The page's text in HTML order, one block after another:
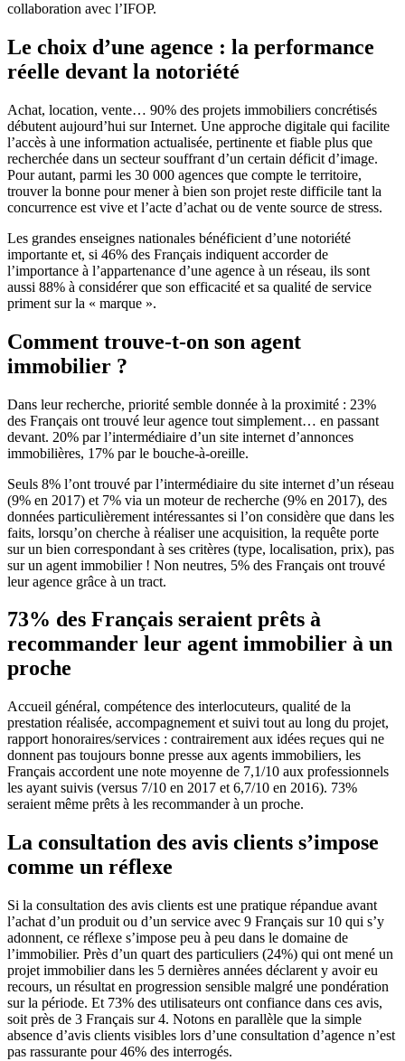
collaboration avec l’IFOP.
Le choix d’une agence : la performance
réelle devant la notoriété
Achat, location, vente… 90% des projets immobiliers concrétisés
débutent aujourd’hui sur Internet. Une approche digitale qui facilite
l’accès à une information actualisée, pertinente et fiable plus que
recherchée dans un secteur souffrant d’un certain déficit d’image.
Pour autant, parmi les 30 000 agences que compte le territoire,
trouver la bonne pour mener à bien son projet reste difficile tant la
concurrence est vive et l’acte d’achat ou de vente source de stress.
Les grandes enseignes nationales bénéficient d’une notoriété
importante et, si 46% des Français indiquent accorder de
l’importance à l’appartenance d’une agence à un réseau, ils sont
aussi 88% à considérer que son efficacité et sa qualité de service
priment sur la « marque ».
Comment trouve-t-on son agent
immobilier ?
Dans leur recherche, priorité semble donnée à la proximité : 23%
des Français ont trouvé leur agence tout simplement… en passant
devant. 20% par l’intermédiaire d’un site internet d’annonces
immobilières, 17% par le bouche-à-oreille.
Seuls 8% l’ont trouvé par l’intermédiaire du site internet d’un réseau
(9% en 2017) et 7% via un moteur de recherche (9% en 2017), des
données particulièrement intéressantes si l’on considère que dans les
faits, lorsqu’on cherche à réaliser une acquisition, la requête porte
sur un bien correspondant à ses critères (type, localisation, prix), pas
sur un agent immobilier ! Non neutres, 5% des Français ont trouvé
leur agence grâce à un tract.
73% des Français seraient prêts à
recommander leur agent immobilier à un
proche
Accueil général, compétence des interlocuteurs, qualité de la
prestation réalisée, accompagnement et suivi tout au long du projet,
rapport honoraires/services : contrairement aux idées reçues qui ne
donnent pas toujours bonne presse aux agents immobiliers, les
Français accordent une note moyenne de 7,1/10 aux professionnels
les ayant suivis (versus 7/10 en 2017 et 6,7/10 en 2016). 73%
seraient même prêts à les recommander à un proche.
La consultation des avis clients s’impose
comme un réflexe
Si la consultation des avis clients est une pratique répandue avant
l’achat d’un produit ou d’un service avec 9 Français sur 10 qui s’y
adonnent, ce réflexe s’impose peu à peu dans le domaine de
l’immobilier. Près d’un quart des particuliers (24%) qui ont mené un
projet immobilier dans les 5 dernières années déclarent y avoir eu
recours, un résultat en progression sensible malgré une pondération
sur la période. Et 73% des utilisateurs ont confiance dans ces avis,
soit près de 3 Français sur 4. Notons en parallèle que la simple
absence d’avis clients visibles lors d’une consultation d’agence n’est
pas rassurante pour 46% des interrogés.